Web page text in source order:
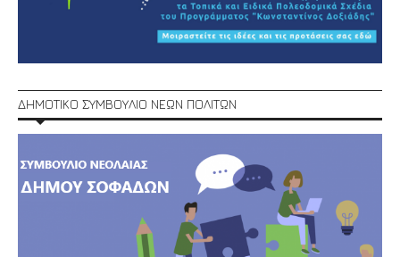
ΔΗΜΟΤΙΚΟ ΣΥΜΒΟΥΛΙΟ ΝΕΩΝ ΠΟΛΙΤΩΝ